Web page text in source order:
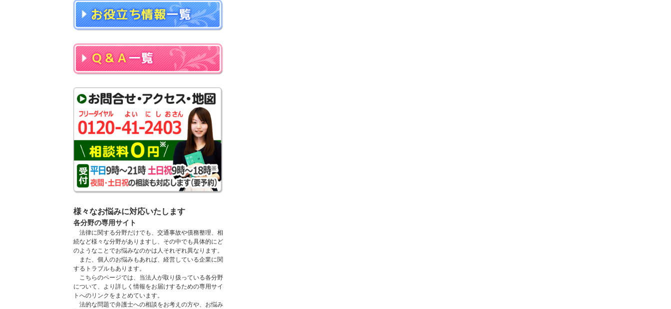
様々なお悩みに対応いたします
各分野の専用サイト
法律に関する分野だけでも、交通事故や債務整理、相
続など様々な分野がありますし、その中でも具体的にど
のようなことでお悩みなのかは人それぞれ異なります。
また、個人のお悩みもあれば、経営している企業に関
するトラブルもあります。
こちらのページでは、当法人が取り扱っている各分野
について、より詳しく情報をお届けするための専用サイ
トへのリンクをまとめています。
法的な問題で弁護士への相談をお考えの方や、お悩み